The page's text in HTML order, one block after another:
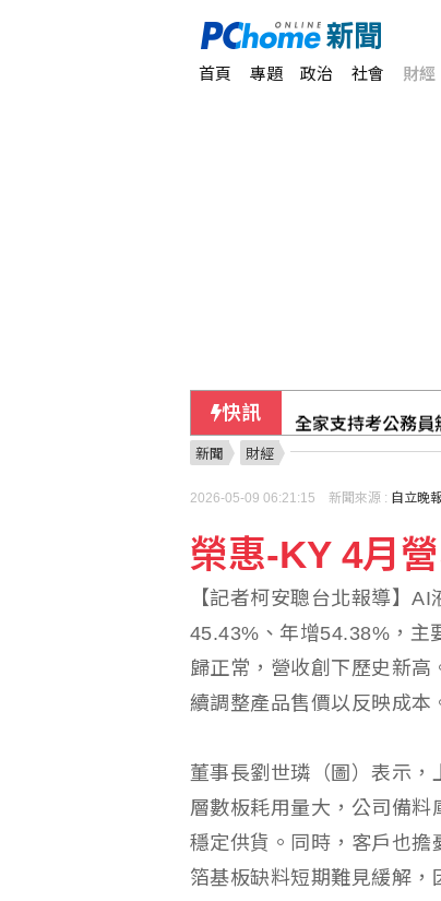
首頁 專題 政治 社會 財經
快訊 全家支持考公務
自動化工業大展
同心36號演習動
新聞 財經
2026-05-09 06:21:15 新聞來源 : 自立晚
榮惠-KY 4月
【記者柯安聰台北報導】
45.43%、年增54.38%，主
歸正常，營收創下歷史新
續調整產品售價以反映成本
董事長劉世璘（圖）表示
層數板耗用量大，公司備
穩定供貨。同時，客戶也擔
箔基板缺料短期難見緩解